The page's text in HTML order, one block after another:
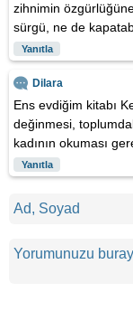
zihnimin
sürgü, ne de
Yanıtla
Dilara
Ens evdiğim kitabı
değinmesi,
kadının okuması
Yanıtla